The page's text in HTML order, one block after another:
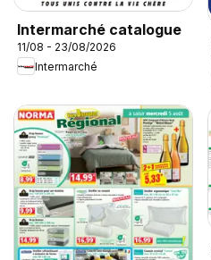
Intermarché catalogue
11/08 - 23/08/2026
Intermarché